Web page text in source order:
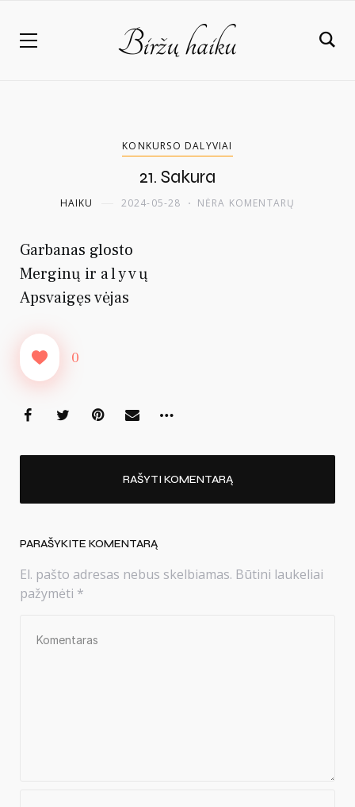
KONKURSO DALYVIAI
21. Sakura
HAIKU 2024-05-28 NĖRA KOMENTARŲ
Garbanas glosto
Merginų ir alyvų
Apsvaigęs vėjas
0
RAŠYTI KOMENTARĄ
PARAŠYKITE KOMENTARĄ
El. pašto adresas nebus skelbiamas. Būtini laukeliai
pažymėti *